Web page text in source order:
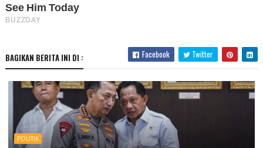
BAGIKAN BERITA INI DI : Facebook Twitter
POLITIK